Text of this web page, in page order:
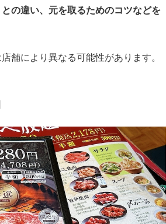
の違い、元を取るためのコツなどを
舗により異なる可能性があります。